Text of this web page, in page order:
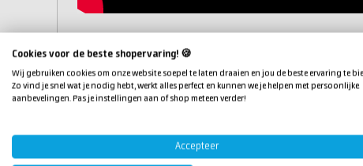
Eigenschappen
Kleur: transparant
Verpakking:0,75 liter set (basis met verharder)
Mengverhouding:86,7 gewichtsdelen hars en 13,3
Verdunner:water (0-5%)
2,5 uur bij 20°C
Cookies voor de beste shopervaring! 🍪
Wij gebruiken cookies om onze website soepel te laten draaien en jou de beste ervaring te
Zo vind je snel wat je nodig hebt, werkt alles perfect en kunnen we je helpen met persoonlijke
aanbevelingen. Pas je instellingen aan of shop meteen verder!
Accepteer